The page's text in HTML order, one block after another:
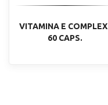
VITAMINA E COMPLEX |
60 CAPS.